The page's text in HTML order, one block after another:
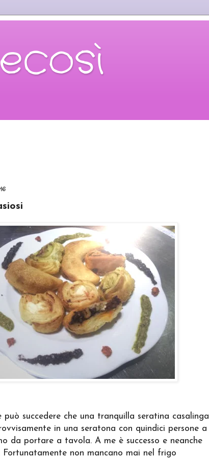
può succedere che una tranquilla seratina casalinga
in una seratona con quindici persone a
da portare a tavola. A me è successo e neanche
non mancano mai nel frigo